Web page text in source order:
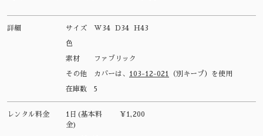
詳細 サイズ W34 D34 H43
色
素材 ファブリック
その他 カバーは、 103-12-021 （別キープ）を使用
在庫数 5
レンタル料金
1日(基本料
金)
¥1,200